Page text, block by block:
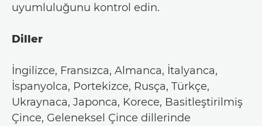
uyumluluğunu kontrol edin.
Diller
İngilizce, Fransızca, Almanca, İtalyanca,
İspanyolca, Portekizce, Rusça, Türkçe,
Ukraynaca, Japonca, Korece, Basitleştirilmiş
Çince, Geleneksel Çince dillerinde